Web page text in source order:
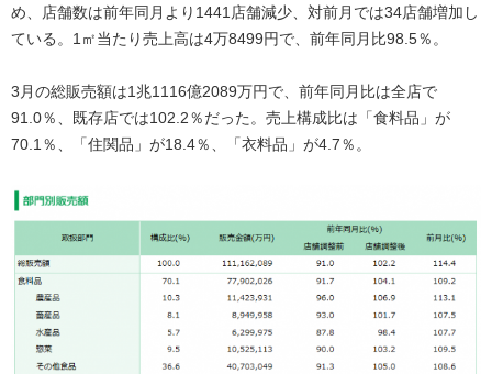
め、店舗数は前年同月より1441店舗減少、対前月では34店舗増加し
ている。1㎡当たり売上高は4万8499円で、前年同月比98.5％。
3月の総販売額は1兆1116億2089万円で、前年同月比は全店で
91.0％、既存店では102.2％だった。売上構成比は「食料品」が
70.1％、「住関品」が18.4％、「衣料品」が4.7％。